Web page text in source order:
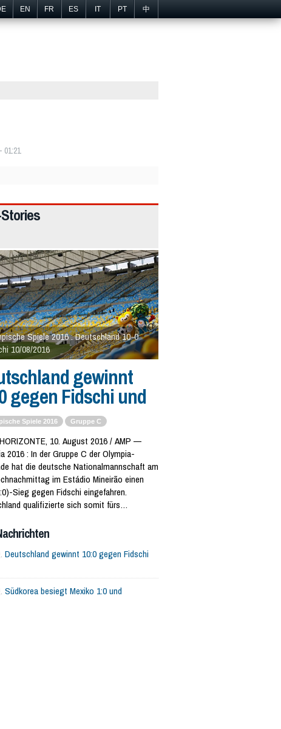
EN FR ES IT PT 中
01:21
Spiele 2016 : Deutschland 10-0
10/08/2016
gewinnt
gegen Fidschi und
Spiele 2016 Gruppe C
10. August 2016 / AMP —
2016 : In der Gruppe C der Olympia-
hat die deutsche Nationalmannschaft am
im Estádio Mineirão einen
Sieg gegen Fidschi eingefahren.
qualifizierte sich somit fürs
Deutschland gewinnt 10:0 gegen Fidschi
Südkorea besiegt Mexiko 1:0 und